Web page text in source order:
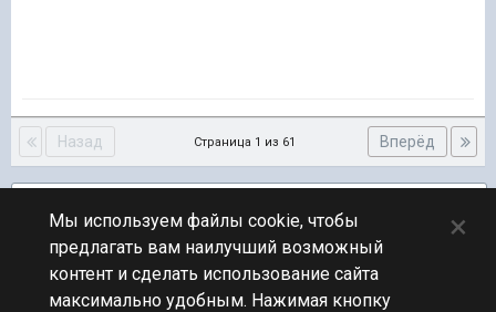
Назад Вперёд
Страница 1 из 61
ПЕРЕЙТИ К СПИСКУ ТЕМ
Новости
Мы используем файлы cookie, чтобы
предлагать вам наилучший возможный
контент и сделать использование сайта
максимально удобным. Нажимая кнопку
×